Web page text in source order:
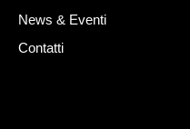
News & Eventi
Contatti